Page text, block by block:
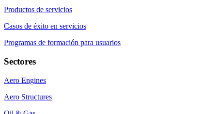
Productos de servicios
Casos de éxito en servicios
Programas de formación para usuarios
Sectores
Aero Engines
Aero Structures